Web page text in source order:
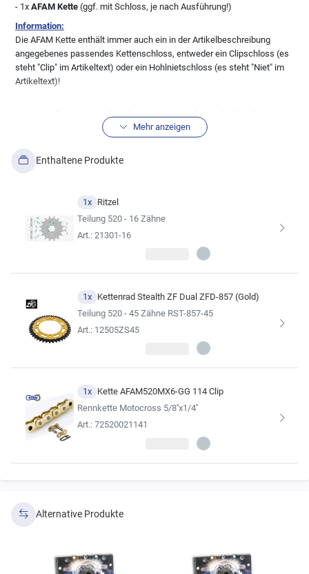
- 1x AFAM Kette (ggf. mit Schloss, je nach Ausführung!)
Information:
Die AFAM Kette enthält immer auch ein in der Artikelbeschreibung
angegebenes passendes Kettenschloss, entweder ein Clipschloss (es
steht "Clip" im Artikeltext) oder ein Hohlnietschloss (es steht "Niet" im
Artikeltext)!
Weitere Informationen über die Komponenten könnt Ihr über die
Inhaltsdaten die Richtigkeit der Ritzel und Kettenräder,
Solltet Ihr eine andere Übersetzung wünschen, könnt Ihr diese über den
Kitkonfigurator ändern.
Wir empfehlen, sich für die Kette im Kettensatz stets an der
(siehe Ergebnisse der Fahrzeugsuche).
Mehr anzeigen
Enthaltene Produkte
1x Ritzel
Teilung 520 - 16 Zähne
Art.: 21301-16
1x Kettenrad Stealth ZF Dual ZFD-857 (Gold)
Teilung 520 - 45 Zähne RST-857-45
Art.: 12505ZS45
1x Kette AFAM520MX6-GG 114 Clip
Rennkette Motocross 5/8''x1/4''
Art.: 72520021141
Alternative Produkte